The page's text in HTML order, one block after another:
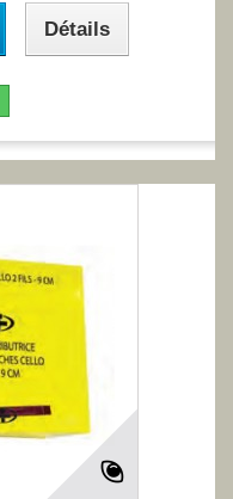
Détails